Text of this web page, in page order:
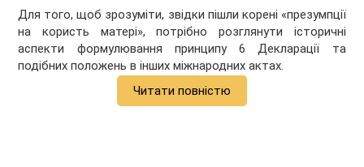
Для того, щоб зрозуміти, звідки пішли корені «презумпції
на користь матері», потрібно розглянути історичні
аспекти формулювання принципу 6 Декларації та
подібних положень в інших міжнародних актах.
Читати повністю